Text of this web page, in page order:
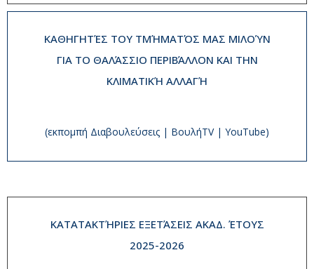
ΚΑΘΗΓΗΤΈΣ ΤΟΥ ΤΜΉΜΑΤΌΣ ΜΑΣ ΜΙΛΟΎΝ
ΓΙΑ ΤΟ ΘΑΛΆΣΣΙΟ ΠΕΡΙΒΆΛΛΟΝ ΚΑΙ ΤΗΝ
ΚΛΙΜΑΤΙΚΉ ΑΛΛΑΓΉ
(εκπομπή Διαβουλεύσεις | ΒουλήTV | YouTube)
ΚΑΤΑΤΑΚΤΉΡΙΕΣ ΕΞΕΤΆΣΕΙΣ ΑΚΑΔ. ΈΤΟΥΣ
2025-2026